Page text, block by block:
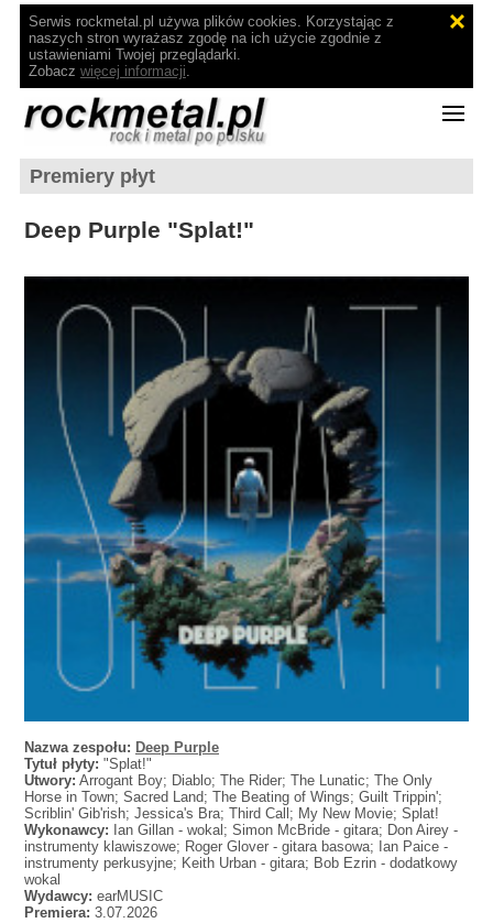
Serwis rockmetal.pl używa plików cookies. Korzystając z
naszych stron wyrażasz zgodę na ich użycie zgodnie z
ustawieniami Twojej przeglądarki.
Zobacz więcej informacji.
Premiery płyt
Deep Purple "Splat!"
Nazwa zespołu: Deep Purple
Tytuł płyty: "Splat!"
Utwory: Arrogant Boy; Diablo; The Rider; The Lunatic; The Only
Horse in Town; Sacred Land; The Beating of Wings; Guilt Trippin';
Scriblin' Gib'rish; Jessica's Bra; Third Call; My New Movie; Splat!
Wykonawcy: Ian Gillan - wokal; Simon McBride - gitara; Don Airey -
instrumenty klawiszowe; Roger Glover - gitara basowa; Ian Paice -
instrumenty perkusyjne; Keith Urban - gitara; Bob Ezrin - dodatkowy
wokal
Wydawcy: earMUSIC
Premiera: 3.07.2026